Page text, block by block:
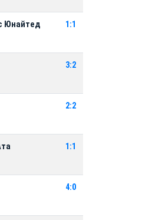
Юнайтед 1:1
3:2
2:2
1:1
4:0